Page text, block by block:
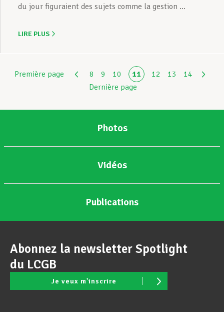
du jour figuraient des sujets comme la gestion ...
LIRE PLUS
Première page 8 9 10 11 12 13
14
Dernière page
Photos
Vidéos
Publications
Abonnez la newsletter Spotlight
du LCGB
Je veux m'inscrire